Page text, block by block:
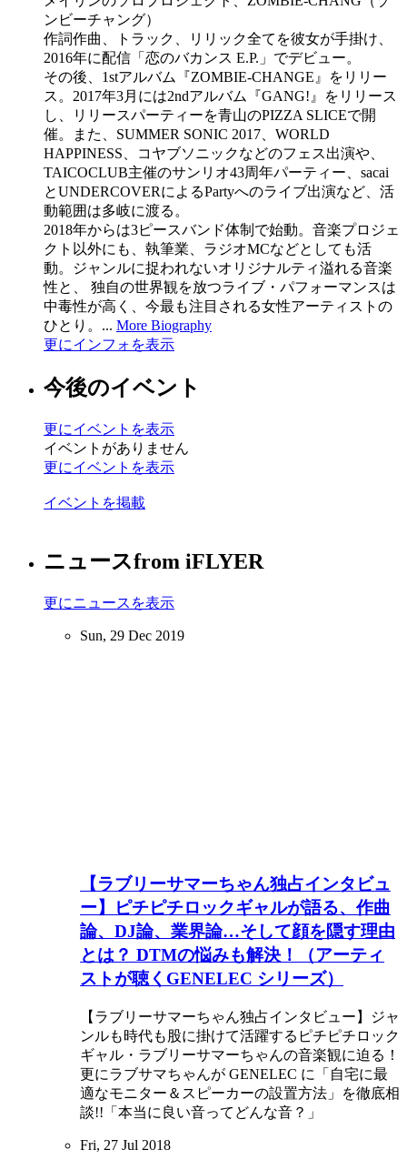
ンビーチャング）
作詞作曲、トラック、リリック全てを彼女が手掛け、
2016年に配信「恋のバカンス E.P.」でデビュー。
その後、1stアルバム『ZOMBIE-CHANGE』をリリー
ス。2017年3月には2ndアルバム『GANG!』をリリース
し、リリースパーティーを青山のPIZZA SLICEで開
催。また、SUMMER SONIC 2017、WORLD
HAPPINESS、コヤブソニックなどのフェス出演や、
TAICOCLUB主催のサンリオ43周年パーティー、sacai
とUNDERCOVERによるPartyへのライブ出演など、活
動範囲は多岐に渡る。
2018年からは3ピースバンド体制で始動。音楽プロジェ
クト以外にも、執筆業、ラジオMCなどとしても活
動。ジャンルに捉われないオリジナルティ溢れる音楽
性と、 独自の世界観を放つライブ・パフォーマンスは
中毒性が高く、今最も注目される女性アーティストの
ひとり。... More Biography
更にインフォを表示
今後のイベント
更にイベントを表示
イベントがありません
更にイベントを表示
イベントを掲載
ニュースfrom iFLYER
更にニュースを表示
Sun, 29 Dec 2019
【ラブリーサマーちゃん独占インタビュ
ー】ピチピチロックギャルが語る、作曲
論、DJ論、業界論…そして顔を隠す理由
とは？ DTMの悩みも解決！（アーティ
ストが聴くGENELEC シリーズ）
【ラブリーサマーちゃん独占インタビュー】ジャ
ンルも時代も股に掛けて活躍するピチピチロック
ギャル・ラブリーサマーちゃんの音楽観に迫る！
更にラブサマちゃんが GENELEC に「自宅に最
適なモニター＆スピーカーの設置方法」を徹底相
談!!「本当に良い音ってどんな音？」
Fri, 27 Jul 2018